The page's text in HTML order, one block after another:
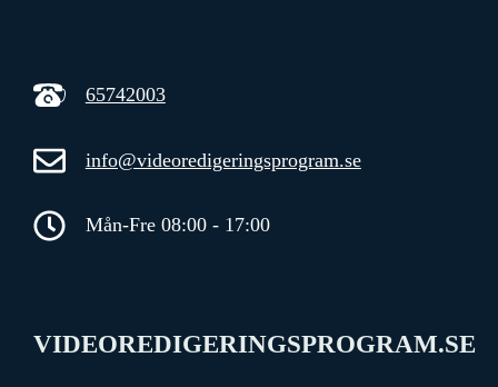
65742003
info@videoredigeringsprogram.se
Mån-Fre 08:00 - 17:00
VIDEOREDIGERINGSPROGRAM.SE